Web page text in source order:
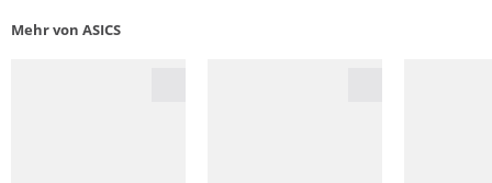
Mehr von ASICS